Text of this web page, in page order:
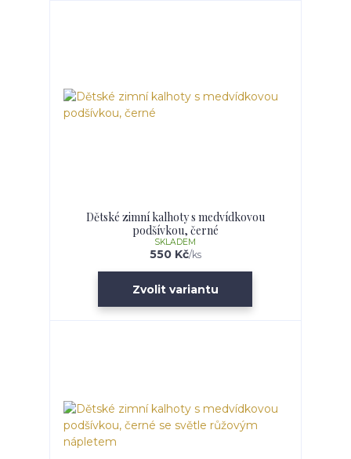
Dětské zimní kalhoty s medvídkovou
podšívkou, černé
550 Kč/ks
SKLADEM
Zvolit variantu